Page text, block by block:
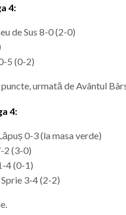
4:
de Sus 8-0 (2-0)
5 (0-2)
urmată de Avântul
4:
0-3 (la masa verde)
2 (3-0)
4 (0-1)
3-4 (2-2)